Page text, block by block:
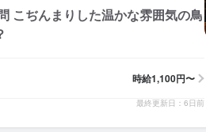
こぢんまりした温かな雰囲気の鳥
時給1,100円〜
最終更新日：6日前